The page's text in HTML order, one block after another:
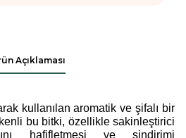
Açıklaması
kullanılan aromatik ve şifalı bir
bu bitki, özellikle sakinleştirici
hafifletmesi ve sindirimi